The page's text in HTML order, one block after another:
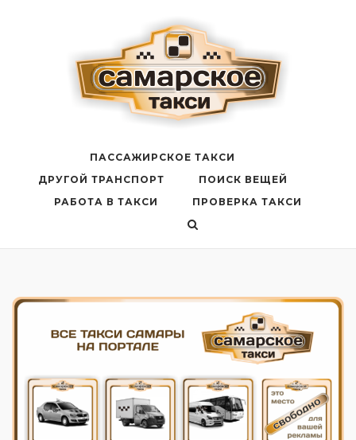
ПАССАЖИРСКОЕ ТАКСИ
ДРУГОЙ ТРАНСПОРТ
ПОИСК ВЕЩЕЙ
РАБОТА В ТАКСИ
ПРОВЕРКА ТАКСИ